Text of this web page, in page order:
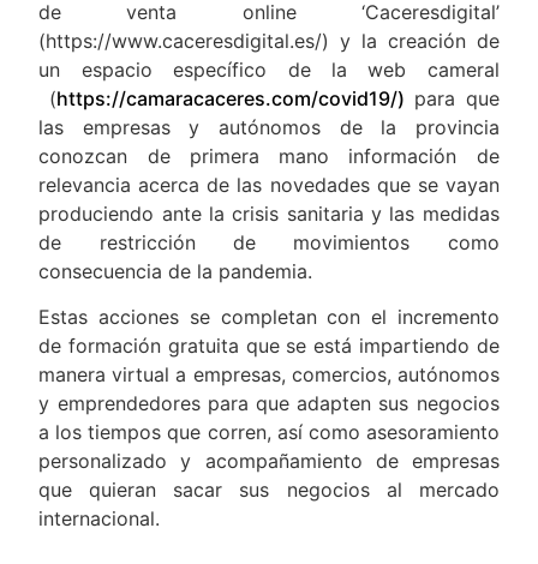
de venta online ‘Caceresdigital’
(https://www.caceresdigital.es/) y la creación de
un espacio específico de la web cameral
(https://camaracaceres.com/covid19/) para que
las empresas y autónomos de la provincia
conozcan de primera mano información de
relevancia acerca de las novedades que se vayan
produciendo ante la crisis sanitaria y las medidas
de restricción de movimientos como
consecuencia de la pandemia.
Estas acciones se completan con el incremento
de formación gratuita que se está impartiendo de
manera virtual a empresas, comercios, autónomos
y emprendedores para que adapten sus negocios
a los tiempos que corren, así como asesoramiento
personalizado y acompañamiento de empresas
que quieran sacar sus negocios al mercado
internacional.